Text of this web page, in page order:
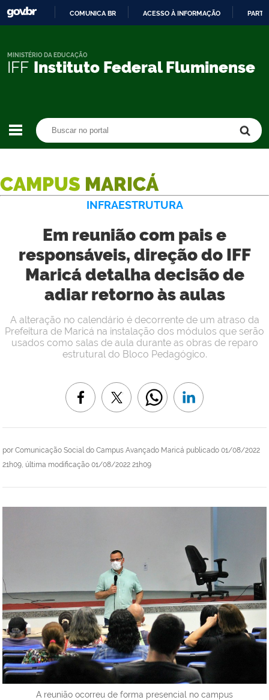
CONTEÚDO
COMUNICA BR ACESSO À INFORMAÇÃO
IFF Instituto Federal Fluminense
MINISTÉRIO DA EDUCAÇÃO
CAMPUS MARICÁ
INFRAESTRUTURA
Em reunião com pais e
responsáveis, direção do IFF
Maricá detalha decisão de
adiar retorno às aulas
por Comunicação Social do Campus Avançado Maricá publicado 01/08/2022
21h09, última modificação 01/08/2022 21h09
A alteração no calendário é decorrente de um atraso da
Prefeitura de Maricá na instalação dos módulos que serão
usados como salas de aula durante as obras de reparo
estrutural do Bloco Pedagógico.
A reunião ocorreu de forma presencial no campus